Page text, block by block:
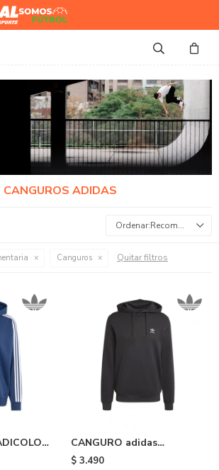
Somos
Futbol
CANGUROS ADIDAS
Recomendados
Canguros Quitar filtros
CANGURO adidas
TRIFOLIO ESSENTIALS -
$ 3.490